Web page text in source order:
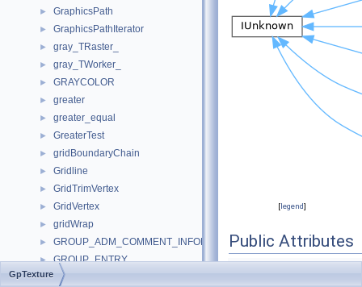
► GraphicsPath
► GraphicsPathIterator
► gray_TRaster_
► gray_TWorker_
► GRAYCOLOR
► greater
► greater_equal
► GreaterTest
► gridBoundaryChain
► Gridline
► GridTrimVertex
► GridVertex
► gridWrap
► GROUP_ADM_COMMENT_INFORMATION
► GROUP_ENTRY
► group_filter
[legend]
Public Attributes
GpTexture